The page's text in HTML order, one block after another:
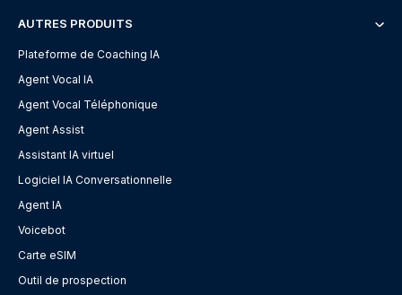
AUTRES PRODUITS
Plateforme de Coaching IA
Agent Vocal IA
Agent Vocal Téléphonique
Agent Assist
Assistant IA virtuel
Logiciel IA Conversationnelle
Agent IA
Voicebot
Carte eSIM
Outil de prospection